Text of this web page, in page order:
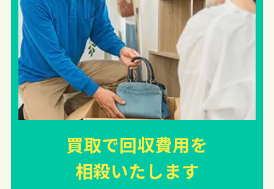
買取で回収費用を
相殺いたします